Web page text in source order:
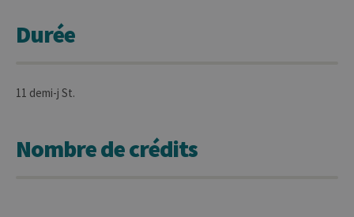
Durée
11 demi-j St.
Nombre de crédits